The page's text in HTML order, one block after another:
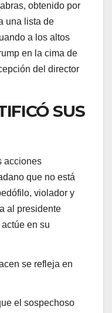
obtenido por
una lista de
a los altos
en la cima de
del director
SUS
acciones
que no está
violador y
al presidente
en su
se refleja en
el sospechoso